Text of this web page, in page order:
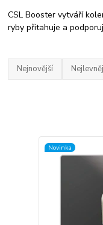
CSL Booster vytváří
ryby přitahuje a
Nejnovější
Novinka